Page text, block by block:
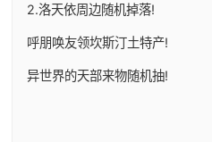
2.洛天依周边随机掉落!
呼朋唤友领坎斯汀土特产!
异世界的天部来物随机抽!